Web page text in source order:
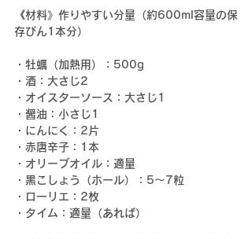
《材料》 作りやすい分量 （約600ml容量の保
存びん1本分）
・牡蠣（加熱用）：500g
・酒：大さじ2
・オイスターソース：大さじ1
・醤油：小さじ1
・にんにく：2片
・赤唐辛子：1本
・オリーブオイル：適量
・黒こしょう（ホール）：5〜7粒
・ローリエ：2枚
・タイム：適量（あれば）